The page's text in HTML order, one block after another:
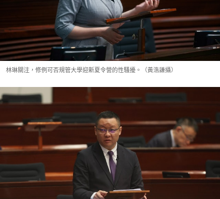
林琳關注，修例可否規管大學迎新夏令營的性騷擾。（黃浩謙攝）